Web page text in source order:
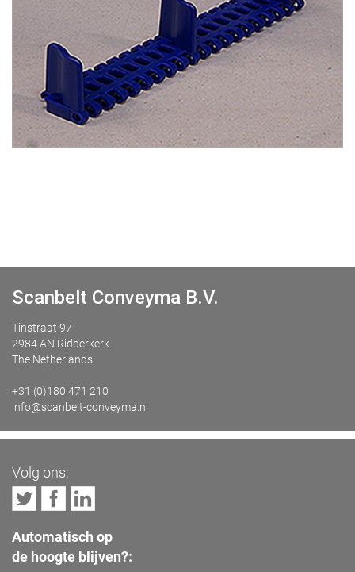
Scanbelt Conveyma B.V.
Tinstraat 97
2984 AN Ridderkerk
The Netherlands
+31 (0)180 471 210
info@scanbelt-conveyma.nl
Volg ons:
Automatisch op
de hoogte blijven?: